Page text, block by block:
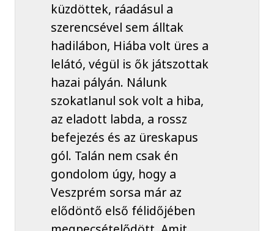
küzdöttek, ráadásul a
szerencsével sem álltak
hadilábon, Hiába volt üres a
lelátó, végül is ők játszottak
hazai pályán. Nálunk
szokatlanul sok volt a hiba,
az eladott labda, a rossz
befejezés és az üreskapus
gól. Talán nem csak én
gondolom úgy, hogy a
Veszprém sorsa már az
elődöntő első félidőjében